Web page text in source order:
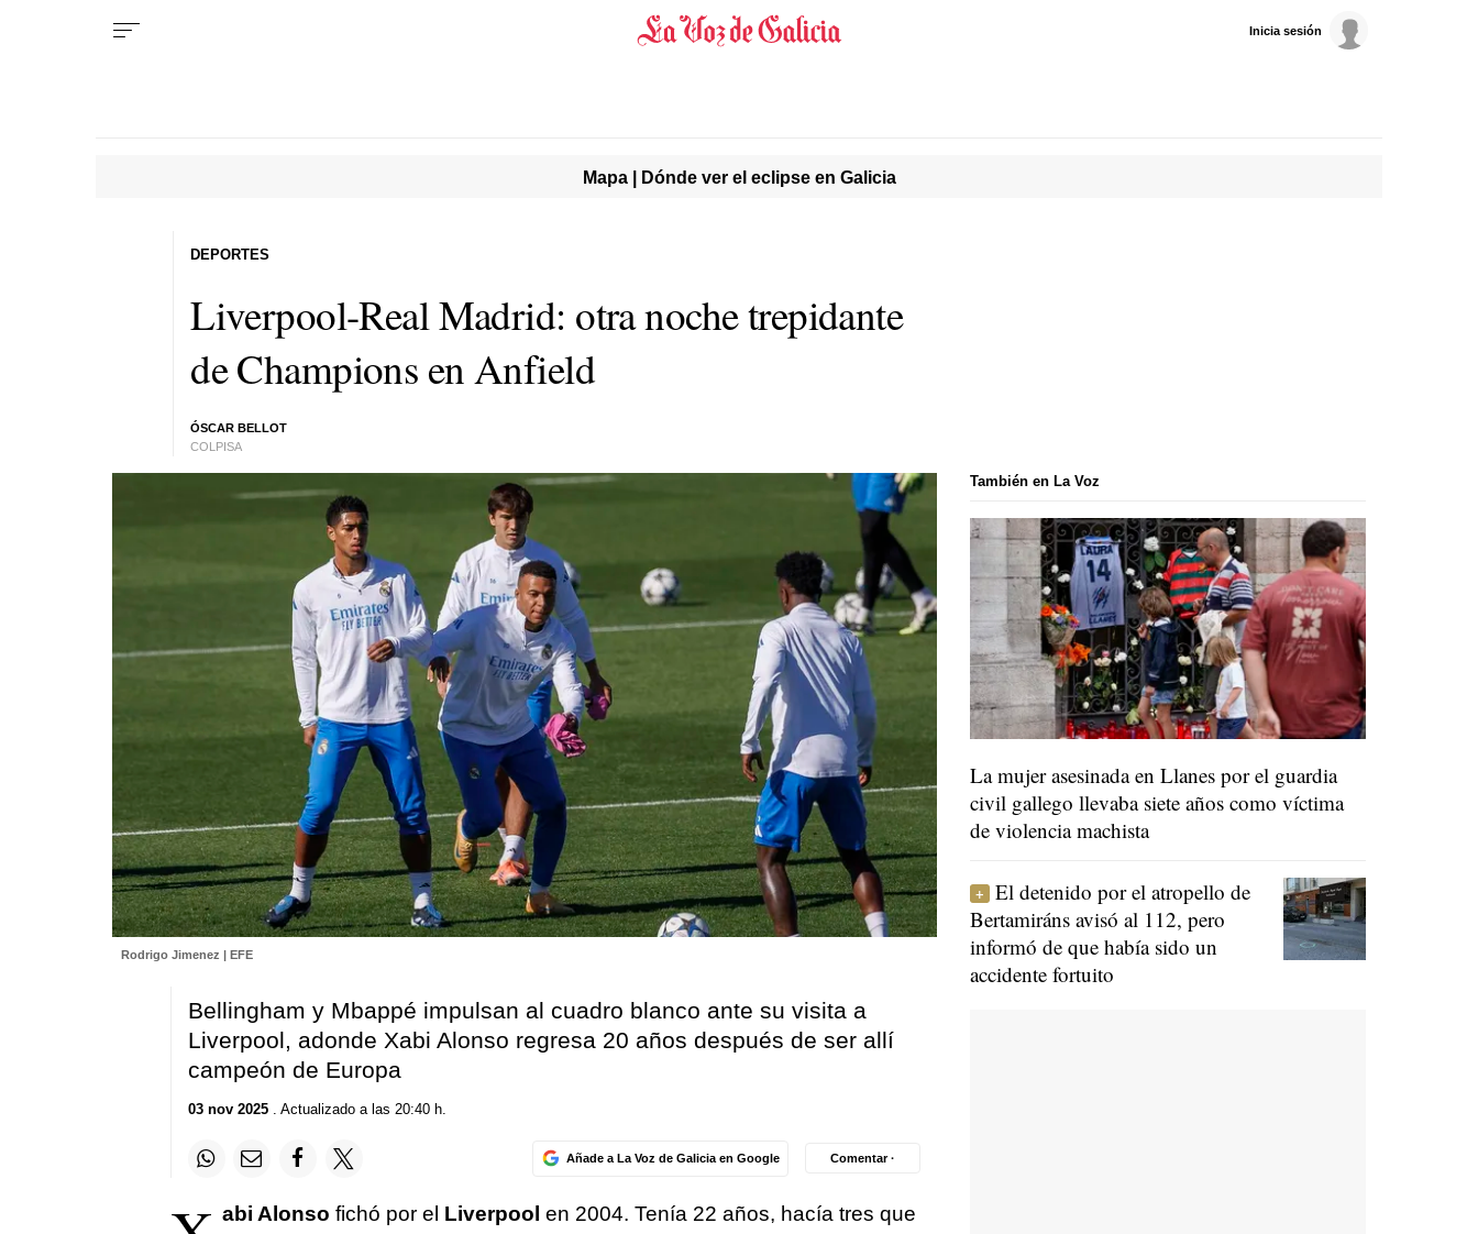
Inicia sesión
Mapa | Dónde ver el eclipse en Galicia
Liverpool-Real Madrid: otra noche trepidante
de Champions en Anfield
ÓSCAR BELLOT
COLPISA
DEPORTES
Rodrigo Jimenez | EFE
Bellingham y Mbappé impulsan al cuadro blanco ante su visita a
Liverpool, adonde Xabi Alonso regresa 20 años después de ser allí
campeón de Europa
03 nov 2025. Actualizado a las 20:40 h.
Añade a La Voz de Galicia en Google Comentar ·
abi Alonso fichó por el Liverpool en 2004. Tenía 22 años, hacía tres que
También en La Voz
La mujer asesinada en Llanes por el guardia
civil gallego llevaba siete años como víctima
de violencia machista
El detenido por el atropello de
Bertamiráns avisó al 112, pero
informó de que había sido un
accidente fortuito